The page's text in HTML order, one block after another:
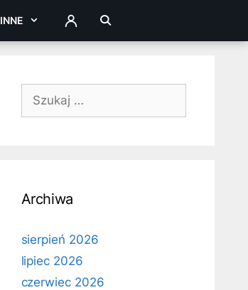
INNE ZALOGUJ
Szukaj:
Archiwa
sierpień 2026
lipiec 2026
czerwiec 2026